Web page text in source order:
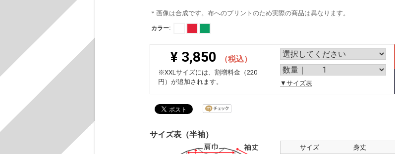
＊画像は合成です。布へのプリントのため実際の商品は異なります。
カラー:
¥ 3,850 （税込）
※XXLサイズには、割増料金（220
円）が追加されます。
▼サイズ表
サイズ表（半袖）
サイズ 身丈